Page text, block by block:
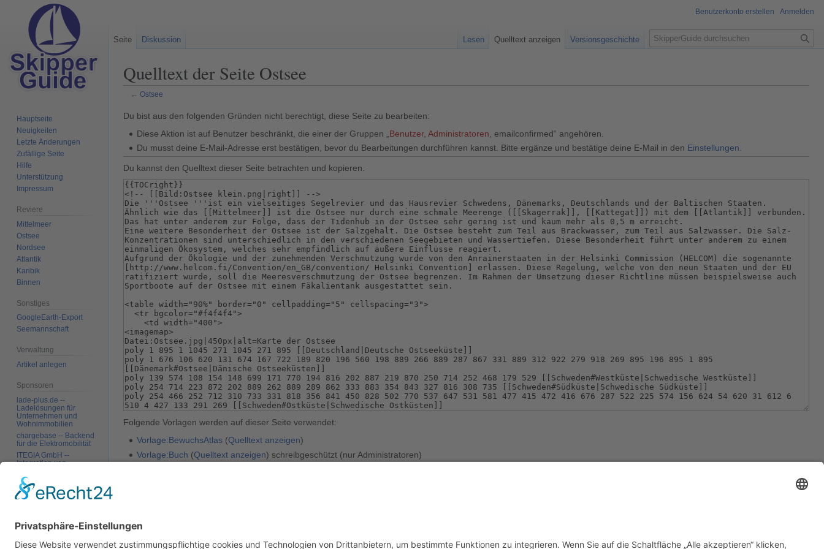
Quelltext der Seite Ostsee
← Ostsee
Zur
Navigation
Zur
Suche
Du bist aus den folgenden Gründen nicht berechtigt, diese Seite zu bearbeiten:
Diese Aktion ist auf Benutzer beschränkt, die einer der Gruppen „ Benutzer,Administratoren , emailconfirmed“ angehören.
Du musst deine E-Mail-Adresse erst bestätigen, bevor du Bearbeitungen durchführen kannst. Bitte ergänze und bestätige deine E-Mail in den Einstellungen
Du kannst den Quelltext dieser Seite betrachten und kopieren.
Folgende Vorlagen werden auf dieser Seite verwendet:
Vorlage:BewuchsAtlas (Quelltext anzeigen)
Vorlage:Buch (Quelltext anzeigen) schreibgeschützt (nur Administratoren)
Benutzerkonto erstellen Anmelden
Seite Diskussion Lesen Quelltext anzeigen Versionsgeschichte
S
u
e
Hauptseite
Neuigkeiten
Letzte Änderungen
Zufällige Seite
Hilfe
Unterstützung
Impressum
Reviere
Mittelmeer
Ostsee
Nordsee
Atlantik
Karibik
Binnen
Sonstiges
GoogleEarth-Export
Seemannschaft
Verwaltung
Artikel anlegen
Sponsoren
lade-plus.de --
Ladelösungen für
Unternehmen und
Wohnimmobilien
chargebase -- Backend
für die Elektromobilität
ITEGIA GmbH --
Integration von
individuelle
Softwarelösungen
Links auf diese Seite
Änderungen an
verlinkten Seiten